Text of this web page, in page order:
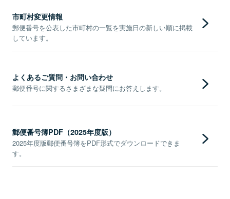
市町村変更情報
郵便番号を公表した市町村の一覧を実施日の新しい順に掲載
しています。
よくあるご質問・お問い合わせ
郵便番号に関するさまざまな疑問にお答えします。
郵便番号簿PDF（2025年度版）
2025年度版郵便番号簿をPDF形式でダウンロードできま
す。